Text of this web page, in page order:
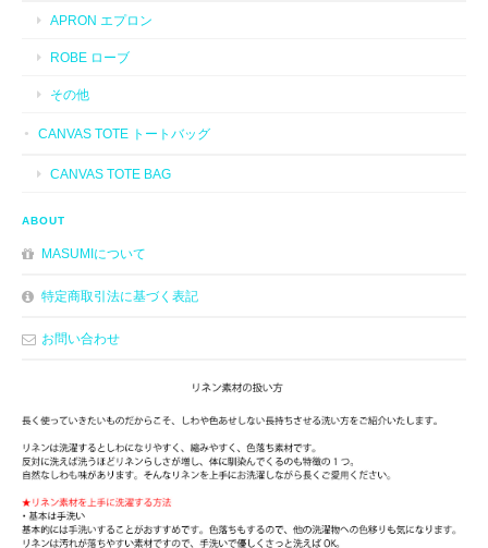
APRON エプロン
ROBE ローブ
その他
CANVAS TOTE トートバッグ
CANVAS TOTE BAG
ABOUT
MASUMIについて
特定商取引法に基づく表記
お問い合わせ